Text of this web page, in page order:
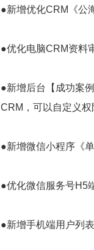
●新增优化CRM《公
●优化电脑CRM资料
●新增后台【成功案
CRM，可以自定义权
●新增微信小程序《
●优化微信服务号H5
●新增手机端用户列